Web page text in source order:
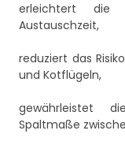
erleichtert die
Austauschzeit,
reduziert das
und Kotflügeln,
gewährleistet
Spaltmaße